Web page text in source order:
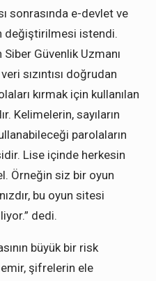
sonrasında e-devlet ve
değiştirilmesi istendi.
Güvenlik Uzmanı
sızıntısı doğrudan
kırmak için kullanılan
Kelimelerin, sayıların
parolaların
Lise içinde herkesin
Örneğin siz bir oyun
bu oyun sitesi
dedi.
büyük bir risk
şifrelerin ele